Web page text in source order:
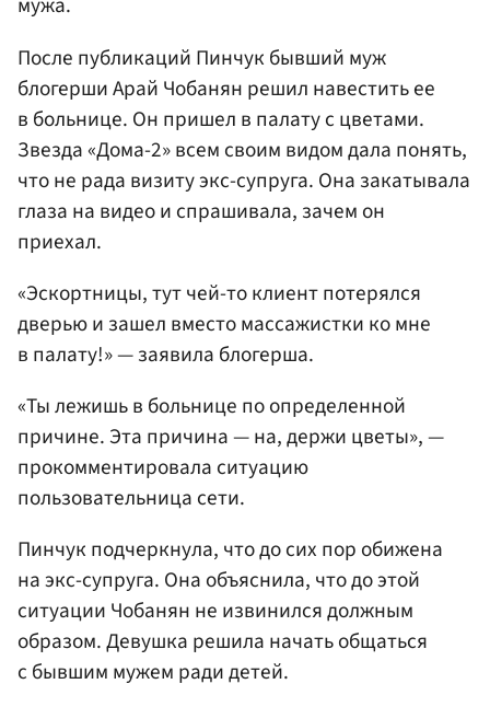
После публикаций Пинчук бывший муж
блогерши Арай Чобанян решил навестить ее
в больнице. Он пришел в палату с цветами.
Звезда «Дома-2» всем своим видом дала понять,
что не рада визиту экс-супруга. Она закатывала
глаза на видео и спрашивала, зачем он
приехал.
«Эскортницы, тут чей-то клиент потерялся
дверью и зашел вместо массажистки ко мне
в палату!» — заявила блогерша.
«Ты лежишь в больнице по определенной
причине. Эта причина — на, держи цветы», —
прокомментировала ситуацию
пользовательница сети.
Пинчук подчеркнула, что до сих пор обижена
на экс-супруга. Она объяснила, что до этой
ситуации Чобанян не извинился должным
образом. Девушка решила начать общаться
с бывшим мужем ради детей.